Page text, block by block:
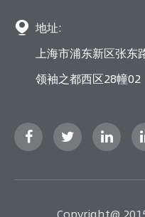
 地址:
上海市浦东新区张东
领袖之都西区28幢02